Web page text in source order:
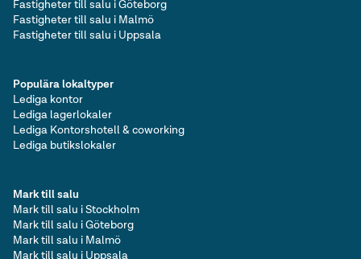
Populära lokaltyper
Lediga kontor
Lediga lagerlokaler
Lediga Kontorshotell & coworking
Lediga butikslokaler
Fastigheter till salu i Göteborg
Fastigheter till salu i Malmö
Fastigheter till salu i Uppsala
Mark till salu
Mark till salu i Stockholm
Mark till salu i Göteborg
Mark till salu i Malmö
Mark till salu i Uppsala